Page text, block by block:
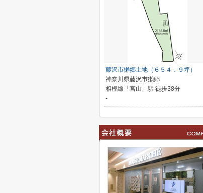
藤沢市獺郷土地（６５４．９坪）
神奈川県藤沢市獺郷
相模線「宮山」駅 徒歩38分
-